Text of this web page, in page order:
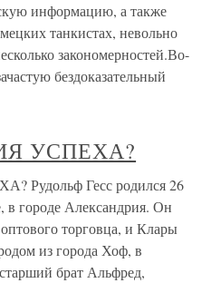
информацию, а также
танкистах, невольно
закономерностей.Во-
бездоказательный
УСПЕХА?
Рудольф Гесс родился 26
в городе Александрия. Он
торговца, и Клары
из города Хоф, в
брат Альфред,